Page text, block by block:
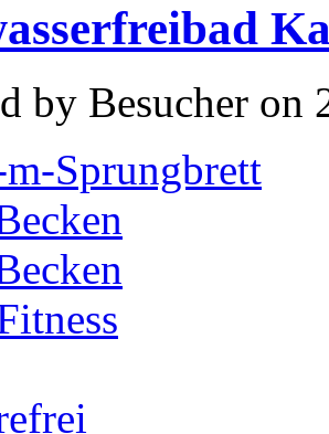
by Besucher on
Sprungbrett